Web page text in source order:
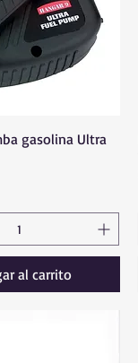
rápida
gasolina Ultra
al carrito